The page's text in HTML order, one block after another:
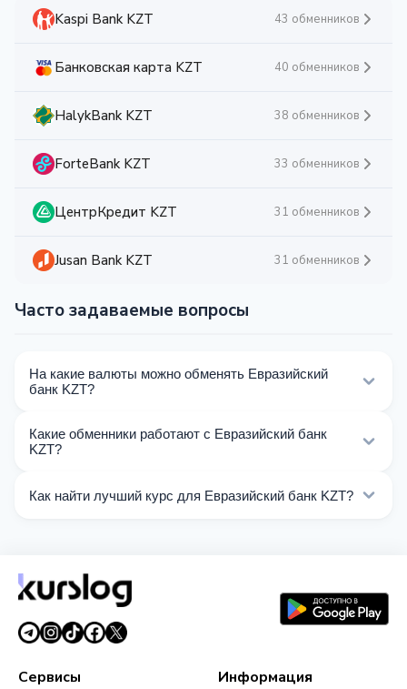
Kaspi Bank KZT 43 обменников
Банковская карта KZT 40 обменников
HalykBank KZT 38 обменников
ForteBank KZT 33 обменников
ЦентрКредит KZT 31 обменников
Jusan Bank KZT 31 обменников
Часто задаваемые вопросы
На какие валюты можно обменять Евразийский
банк KZT?
Евразийский банк KZT. Выберите нужное
Какие обменники работают с Евразийский банк
KZT?
операции с Евразийский банк KZT.
Как найти лучший курс для Евразийский банк KZT?
обновляются в реальном времени.
Сервисы Информация